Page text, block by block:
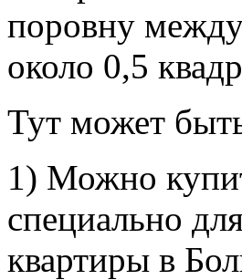
поровну
около 0,5
Тут может
1) Можно
специально
квартиры в